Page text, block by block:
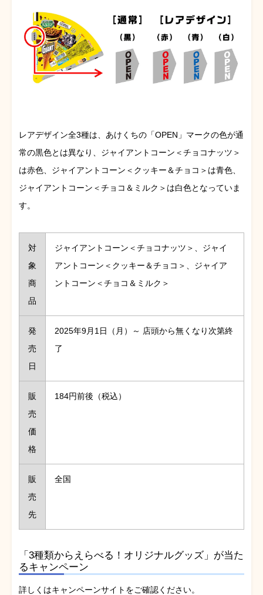
レアデザイン全3種は、あけくちの「OPEN」マークの色が通
常の黒色とは異なり、ジャイアントコーン＜チョコナッツ＞
は赤色、ジャイアントコーン＜クッキー＆チョコ＞は青色、
ジャイアントコーン＜チョコ＆ミルク＞は白色となっていま
す。
対
象
商
品
ジャイアントコーン＜チョコナッツ＞、ジャイ
アントコーン＜クッキー＆チョコ＞、ジャイア
ントコーン＜チョコ＆ミルク＞
発
売
日
2025年9月1日（月）～ 店頭から無くなり次第終
了
販
売
価
格
184円前後（税込）
販
売
先
全国
「3種類からえらべる！オリジナルグッズ」が当た
るキャンペーン
詳しくはキャンペーンサイトをご確認ください。